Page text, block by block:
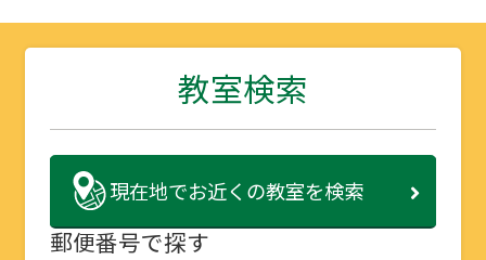
教室検索
現在地でお近くの教室を検索
郵便番号で探す